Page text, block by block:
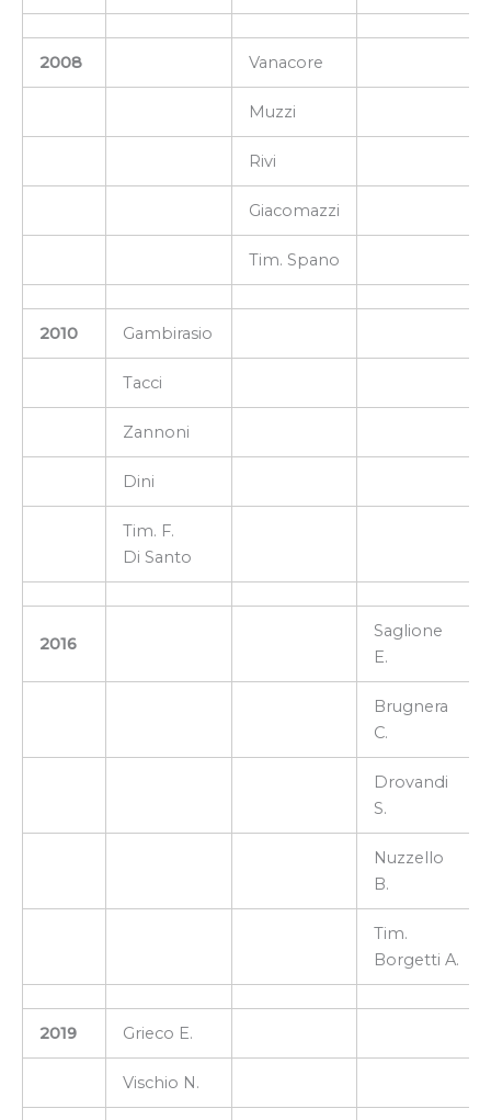
2008 Vanacore
Muzzi
Rivi
Giacomazzi
Tim. Spano
2010 Gambirasio
Tacci
Zannoni
Dini
Tim. F.
Di Santo
2016
Saglione
E.
Brugnera
C.
Drovandi
S.
Nuzzello
B.
Tim.
Borgetti A.
2019 Grieco E.
Vischio N.